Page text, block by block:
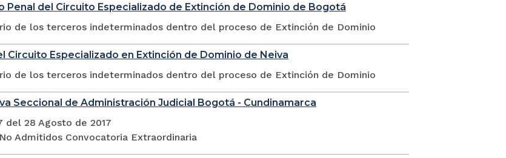
Penal del Circuito Especializado de Extinción de Dominio de Bogotá
de los terceros indeterminados dentro del proceso de Extinción de Dominio
Circuito Especializado en Extinción de Dominio de Neiva
de los terceros indeterminados dentro del proceso de Extinción de Dominio
Seccional de Administración Judicial Bogotá - Cundinamarca
del 28 Agosto de 2017
Admitidos Convocatoria Extraordinaria